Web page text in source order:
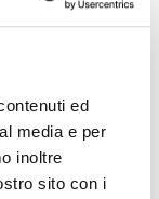
ed
media e per
inoltre
sito con i